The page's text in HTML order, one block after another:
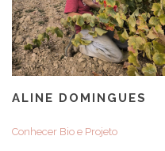
ALINE DOMINGUES
Conhecer Bio e Projeto